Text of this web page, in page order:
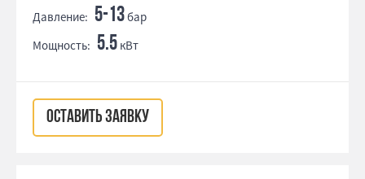
Давление: 5-13бар
Мощность: 5.5 кВт
ОСТАВИТЬ ЗАЯВКУ